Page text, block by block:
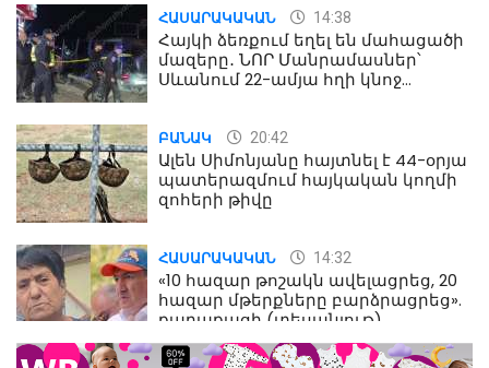
ՀԱՍԱՐԱԿԱԿԱՆ 14:38
Հայկի ձեռքում եղել են մահացածի
մազերը․ ՆՈՐ Մանրամասներ՝
Սևանում 22-ամյա հղի կնոջ
ԲԱՆԱԿ 20:42
Ալեն Սիմոնյանը հայտնել է 44-օրյա
պատերազմում հայկական կողմի
զոհերի թիվը
ՀԱՍԱՐԱԿԱԿԱՆ 14:32
«10 հազար թոշակն ավելացրեց, 20
հազար մթերքները բարձրացրեց».
քաղաքացի (տեսանյութ)